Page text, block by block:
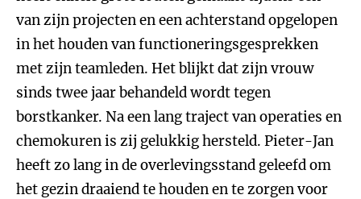
van zijn projecten en een achterstand opgelopen
in het houden van functioneringsgesprekken
met zijn teamleden. Het blijkt dat zijn vrouw
sinds twee jaar behandeld wordt tegen
borstkanker. Na een lang traject van operaties en
chemokuren is zij gelukkig hersteld. Pieter-Jan
heeft zo lang in de overlevingsstand geleefd om
het gezin draaiend te houden en te zorgen voor